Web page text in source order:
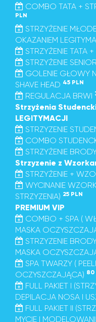
COMBO TATA +
PLN
STRZYŻENIE
OKAZANIEM
STRZYŻENIE TATA
STRZYŻENIE
GOLENIE GŁOWY
SHAVE HEAD 45 PLN
REGULACJA BRWI
Strzyżenia
LEGITYMACJI
STRZYZENIE
COMBO
STRZYŻENIE
Strzyzenie z
STRZYŻENIE +
WYCINANIE
STRZYZENIA) 25 PLN
PREMIUM VIP
COMBO + SPA (
MASKA
STRZYZENIE
MASKA
SPA TWARZY (
OCZYSZCZAJĄCA) 80
FULL PAKIET I
DEPILACJA NOSA I
FULL PAKIET II
MYCIE I